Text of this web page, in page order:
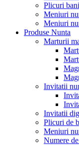
Plicuri
Meniuri
Meniuri
Produse Nunta
Marturii
Invitatii
Invitatii
Plicuri de
Meniuri
Numere